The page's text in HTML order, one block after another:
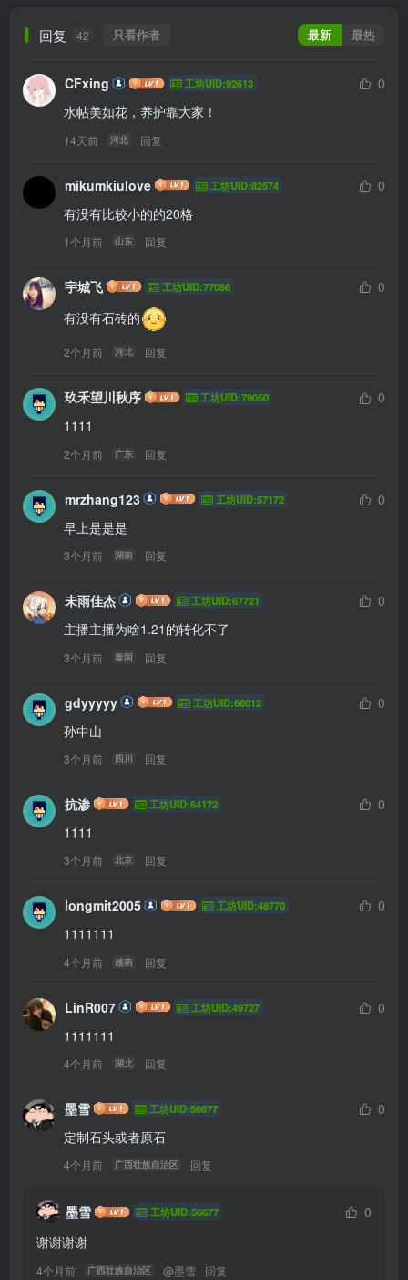
回复 42 只看作者 最新 最热
CFxing 工坊UID:92613
0
水帖美如花，养护靠大家！
14天前 河北 回复
mikumkiulove 工坊UID:82574
0
有没有比较小的的20格
1个月前 山东 回复
宇城飞 工坊UID:77066
0
有没有石砖的
2个月前 河北 回复
玖禾望川秋序 工坊UID:79050
0
1111
2个月前 广东 回复
mrzhang123 工坊UID:57172
0
早上是是是
3个月前 湖南 回复
未雨佳杰 工坊UID:67721
0
主播主播为啥1.21的转化不了
3个月前 泰国 回复
gdyyyyy 工坊UID:66012
0
孙中山
3个月前 四川 回复
抗渗 工坊UID:64172
0
1111
3个月前 北京 回复
longmit2005 工坊UID:48770
0
1111111
4个月前 越南 回复
LinR007 工坊UID:49727
0
1111111
4个月前 湖北 回复
墨雪 工坊UID:56677
0
定制石头或者原石
4个月前 广西壮族自治区 回复
墨雪 工坊UID:56677
0
谢谢谢谢
4个月前 广西壮族自治区 @墨雪 回复